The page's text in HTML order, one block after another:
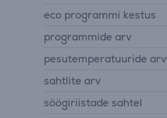
eco programmi kestus
programmide arv
pesutemperatuuride arv
sahtlite arv
söögiriistade sahtel